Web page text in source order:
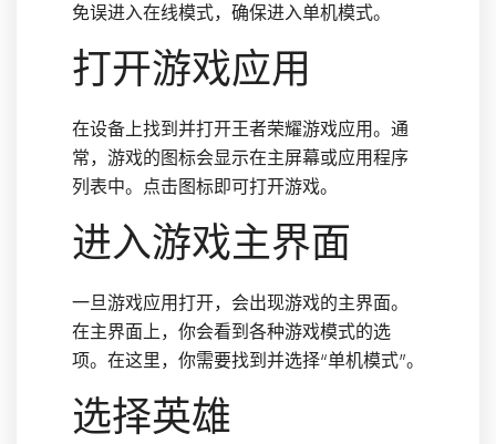
免误进入在线模式，确保进入单机模式。
打开游戏应用
在设备上找到并打开王者荣耀游戏应用。通
常，游戏的图标会显示在主屏幕或应用程序
列表中。点击图标即可打开游戏。
进入游戏主界面
一旦游戏应用打开，会出现游戏的主界面。
在主界面上，你会看到各种游戏模式的选
项。在这里，你需要找到并选择“单机模式”。
选择英雄